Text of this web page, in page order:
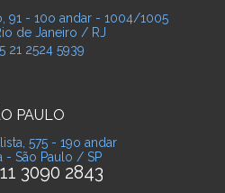
91 - 10o andar - 1004/1005
de Janeiro / RJ
21 2524 5939
PAULO
575 - 19o andar
- São Paulo / SP
3090 2843